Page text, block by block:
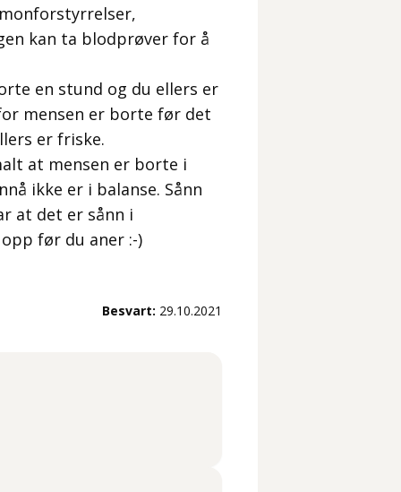
kan ta blodprøver for å
en stund og du ellers er
mensen er borte før det
er friske.
at mensen er borte i
ikke er i balanse. Sånn
at det er sånn i
før du aner :-)
Besvart: 29.10.2021